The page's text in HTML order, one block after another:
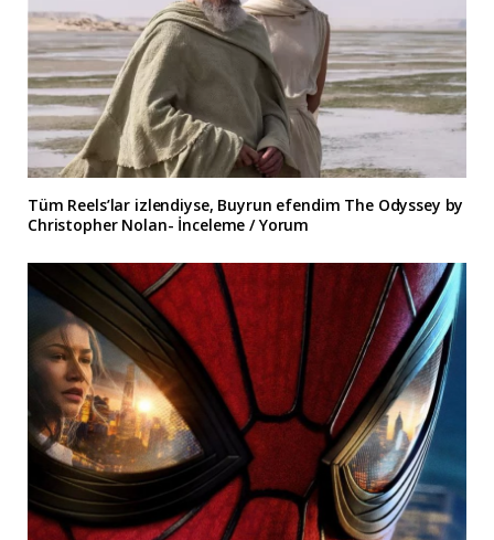
Tüm Reels’lar izlendiyse, Buyrun efendim The Odyssey by
Christopher Nolan- İnceleme / Yorum